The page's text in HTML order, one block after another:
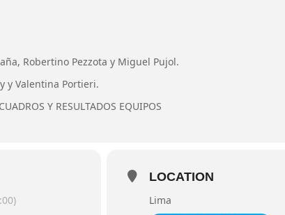
Robertino Pezzota y Miguel Pujol.
y Valentina Portieri.
CUADROS Y RESULTADOS EQUIPOS
LOCATION
Lima